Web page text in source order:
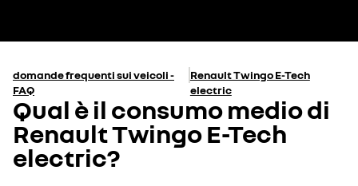
domande frequenti sui veicoli -
FAQ
Renault Twingo E-Tech
electric
Qual è il consumo medio di
Renault Twingo E-Tech
electric?